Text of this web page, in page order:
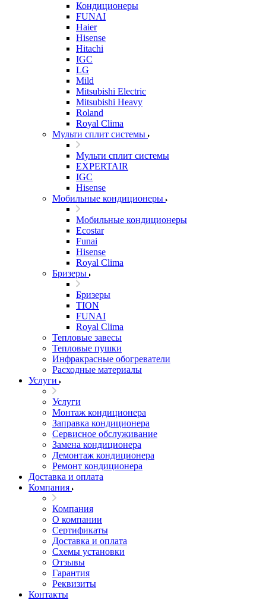
Кондиционеры
FUNAI
Haier
Hisense
Hitachi
IGC
LG
Mild
Mitsubishi Electric
Mitsubishi Heavy
Roland
Royal Clima
Мульти сплит системы
Мульти сплит системы
EXPERTAIR
IGC
Hisense
Мобильные кондиционеры
Мобильные кондиционеры
Ecostar
Funai
Hisense
Royal Clima
Бризеры
Бризеры
TION
FUNAI
Royal Clima
Тепловые завесы
Тепловые пушки
Инфракрасные обогреватели
Расходные материалы
Услуги
Услуги
Монтаж кондиционера
Заправка кондиционера
Сервисное обслуживание
Замена кондиционера
Демонтаж кондиционера
Ремонт кондиционера
Доставка и оплата
Компания
Компания
О компании
Сертификаты
Доставка и оплата
Схемы установки
Отзывы
Гарантия
Реквизиты
Контакты